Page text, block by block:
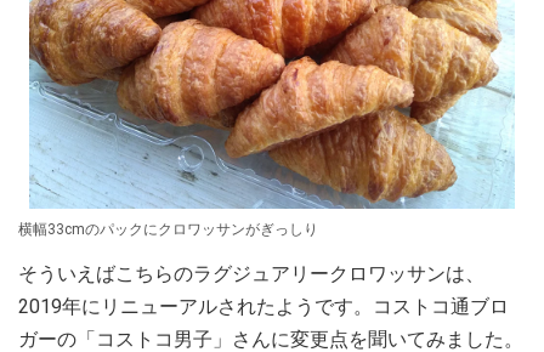
横幅33cmのパックにクロワッサンがぎっしり
そういえばこちらのラグジュアリークロワッサンは、
2019年にリニューアルされたようです。コストコ通ブロ
ガーの「コストコ男子」さんに変更点を聞いてみました。